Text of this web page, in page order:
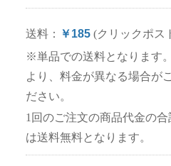
送料： ￥185 (クリックポス
※単品での送料となります
より、料金が異なる場合が
ださい。
1回のご注文の商品代金の合
は送料無料となります。